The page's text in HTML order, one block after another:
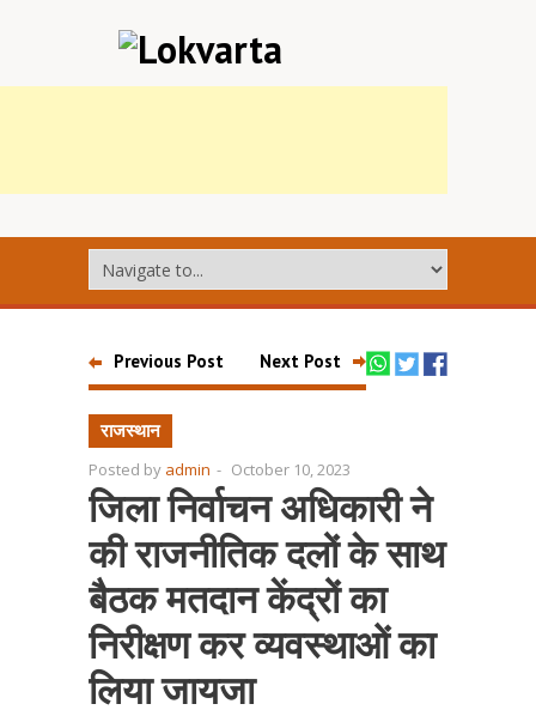
Previous Post Next Post
राजस्थान
Posted by admin - October 10, 2023
जिला निर्वाचन अधिकारी ने
की राजनीतिक दलों के साथ
बैठक मतदान केंद्रों का
निरीक्षण कर व्यवस्थाओं का
लिया जायजा